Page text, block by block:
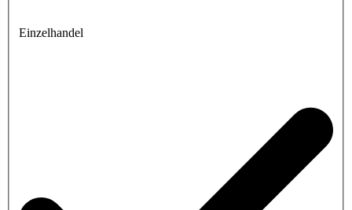
Einzelhandel